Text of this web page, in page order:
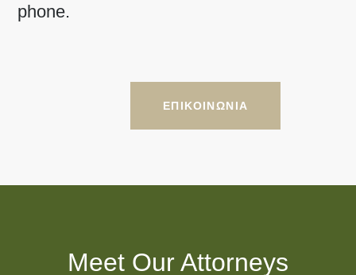
phone.
ΕΠΙΚΟΙΝΩΝΙΑ
Meet Our Attorneys